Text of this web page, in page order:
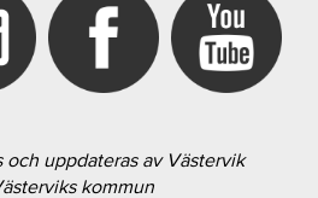
uppdateras av Västervik
kommun